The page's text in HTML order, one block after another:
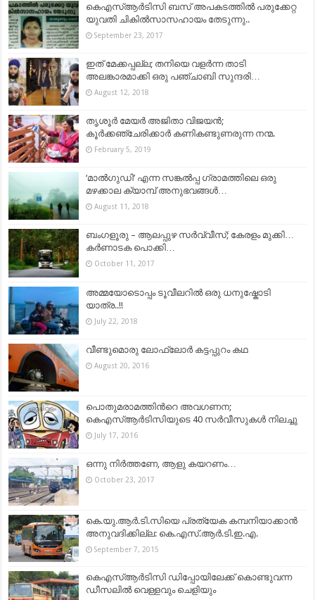
കെഎസ്ആർടിസി ബസ് അപകടത്തിൽ പരുക്കേറ്റ
യുവതി ചികിൽസാസഹായം തേടുന്നു..
September 23, 2017
ഇത് മേക്കപ്പല്ല; തനിയെ വളർന്ന താടി
അലങ്കാരമാക്കി ഒരു പഞ്ചാബി സുന്ദരി…
August 12, 2018
തൃശൂർ മേയർ അജിതാ വിജയൻ;
കൂർക്കഞ്ചേരിക്കാർ കണികണ്ടുണരുന്ന നന്മ.
February 5, 2019
‘മാൽഗുഡി’ എന്ന സങ്കൽപ്പ ഗ്രാമത്തിലെ ഒരു
മഴക്കാല ക്യാമ്പ് അനുഭവങ്ങൾ…
August 11, 2018
ബംഗളൂരു – ആലപ്പുഴ സര്‍വ്വീസ്; കേരളം മുക്കി…
കര്‍ണാടക പൊക്കി…
October 11, 2017
അമ്മയോടൊപ്പം ടൂവീലറില്‍ ഒരു ധനുഷ്കോടി
യാത്ര..!!
July 22, 2018
വീണ്ടുമൊരു ലോഫ്ലോര്‍ കട്ടപ്പുറം കഥ
August 20, 2016
പൊതുമരാമത്തിന്‍റെ അവഗണന;
കെഎസ്ആര്‍ടിസിയുടെ 40 സര്‍വീസുകള്‍ നിലച്ചു
July 17, 2016
ഒന്നു നിർത്തണേ, ആളു കയറണം…
October 23, 2017
കെ.യു.ആര്‍.ടി.സിയെ പ്രത്യേക കമ്പനിയാക്കാന്‍
അനുവദിക്കില്ല: കെ.എസ്‌.ആര്‍.ടി.ഇ.എ.
September 7, 2015
കെഎസ്ആർടിസി ഡിപ്പോയിലേക്ക് കൊണ്ടുവന്ന
ഡീസലിൽ വെള്ളവും ചെളിയും